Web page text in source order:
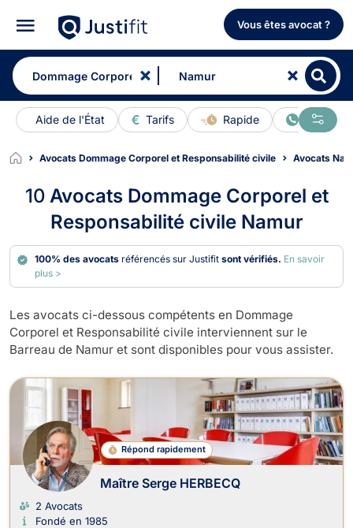
Vous êtes avocat ?
Aide de l'État Tarifs Rapide En ligne
Avocats Dommage Corporel et Responsabilité civile Avocats
10 Avocats Dommage Corporel et
Responsabilité civile Namur
100% des avocats référencés sur Justifitsont vérifiés. En savoir
plus >
Les avocats ci-dessous compétents en Dommage
Corporel et Responsabilité civile interviennent sur le
Barreau de Namur et sont disponibles pour vous assister.
Avocats en Dommage Corporel et
Répond rapidement
Maître Serge HERBECQ
2 Avocats
Fondé en 1985